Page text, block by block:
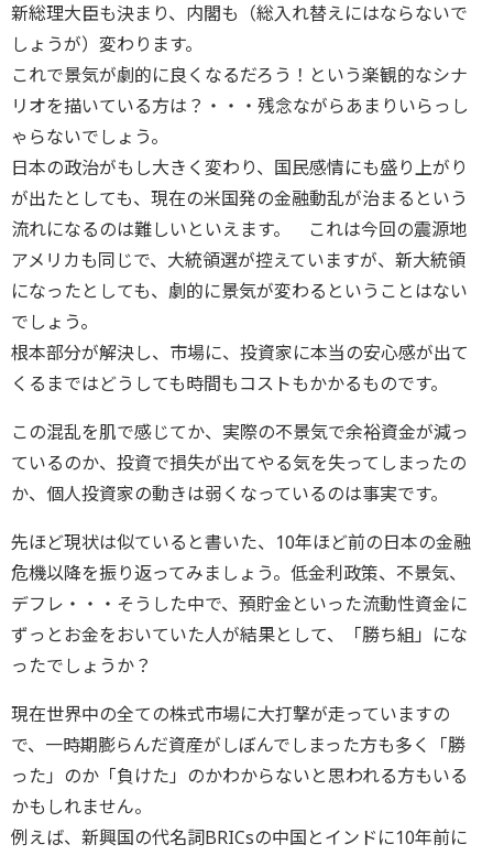
新総理大臣も決まり、内閣も（総入れ替えにはならないで
しょうが）変わります。
これで景気が劇的に良くなるだろう！という楽観的なシナ
リオを描いている方は？・・・残念ながらあまりいらっし
ゃらないでしょう。
日本の政治がもし大きく変わり、国民感情にも盛り上がり
が出たとしても、現在の米国発の金融動乱が治まるという
流れになるのは難しいといえます。 これは今回の震源地
アメリカも同じで、大統領選が控えていますが、新大統領
になったとしても、劇的に景気が変わるということはない
でしょう。
根本部分が解決し、市場に、投資家に本当の安心感が出て
くるまではどうしても時間もコストもかかるものです。
この混乱を肌で感じてか、実際の不景気で余裕資金が減っ
ているのか、投資で損失が出てやる気を失ってしまったの
か、個人投資家の動きは弱くなっているのは事実です。
先ほど現状は似ていると書いた、10年ほど前の日本の金融
危機以降を振り返ってみましょう。低金利政策、不景気、
デフレ・・・そうした中で、預貯金といった流動性資金に
ずっとお金をおいていた人が結果として、「勝ち組」にな
ったでしょうか？
現在世界中の全ての株式市場に大打撃が走っていますの
で、一時期膨らんだ資産がしぼんでしまった方も多く「勝
った」のか「負けた」のかわからないと思われる方もいる
かもしれません。
例えば、新興国の代名詞BRICsの中国とインドに10年前に